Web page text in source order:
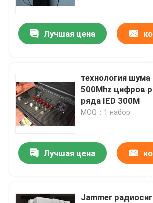
Лучшая цена
технология
500Mhz цифров
ряда IED 300M
MOQ：1 набор
Лучшая цена
Jammer